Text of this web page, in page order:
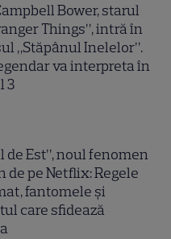
Bower, starul
Things”, intră în
„Stăpânul Inelelor”.
va interpreta în
3
de Est”, noul fenomen
de pe Netflix: Regele
fantomele și
care sfidează